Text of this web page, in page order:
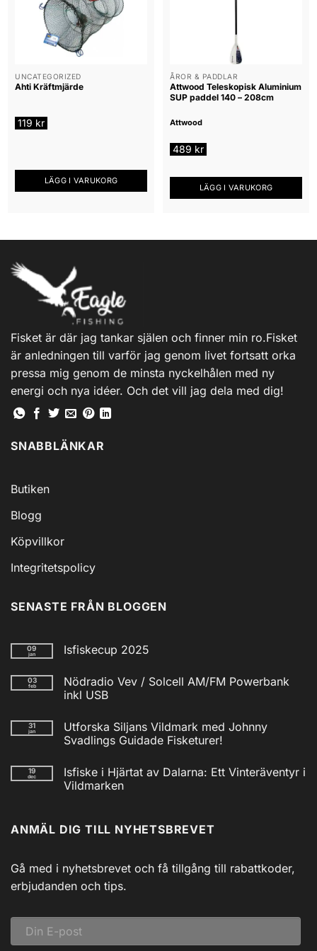
varianter.
alternativen
kan
på
produktsidan
alternativen
kan
väljas
på
UNCATEGORIZED
Ahti Kräftmjärde
119 kr
LÄGG I VARUKORG
ÅROR & PADDLAR
Attwood Teleskopisk Aluminium
SUP paddel 140 – 208cm
Attwood
489 kr
LÄGG I VARUKORG
Fisket är där jag tankar själen och finner min ro.Fisket
är anledningen till varför jag genom livet fortsatt orka
pressa mig genom de minsta nyckelhålen med ny
energi och nya idéer. Och det vill jag dela med dig!
SNABBLÄNKAR
Butiken
Blogg
Köpvillkor
Integritetspolicy
SENASTE FRÅN BLOGGEN
09
jan Isfiskecup 2025
till
Isfiskecup
2025
03
feb
Nödradio Vev / Solcell AM/FM Powerbank
inkl USB
till
Nödradio
Vev
AM/FM
Powerbank
inkl
31
jan
Utforska Siljans Vildmark med Johnny
Svadlings Guidade Fisketurer!
till
Utforska
Siljans
Svadlings
Guidade
19
dec
Isfiske i Hjärtat av Dalarna: Ett Vinteräventyr i
Vildmarken
Isfiske
i
Dalarna:
Ett
Vinteräventyr
i
ANMÄL DIG TILL NYHETSBREVET
Gå med i nyhetsbrevet och få tillgång till rabattkoder,
erbjudanden och tips.